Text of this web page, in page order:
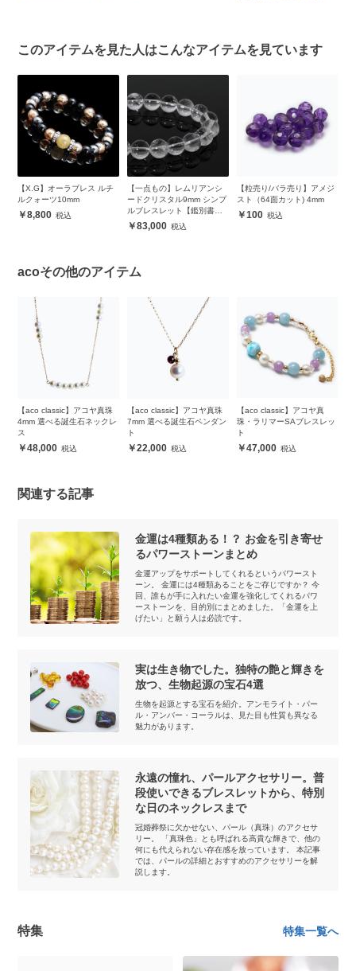
このアイテムを見た人はこんなアイテムを見ています
【X.G】オーラブレス ルチ
ルクォーツ10mm
8,800
【一点もの】レムリアンシ
ードクリスタル9mm シンプ
ルブレスレット【鑑別書付
き】83,000
【粒売り/バラ売り】アメジ
スト（64面カット) 4mm
100
acoその他のアイテム
【aco classic】アコヤ真珠
4mm 選べる誕生石ネックレ
ス
48,000
【aco classic】アコヤ真珠
7mm 選べる誕生石ペンダン
ト
22,000
【aco classic】アコヤ真
珠・ラリマーSAブレスレッ
ト
47,000
関連する記事
金運は4種類ある！？ お金を引き寄せ
るパワーストーンまとめ
金運アップをサポートしてくれるというパワースト
ーン。 金運には4種類あることをご存じですか？ 今
回、誰もが手に入れたい金運を強化してくれるパワ
ーストーンを、目的別にまとめました。「金運を上
げたい」と願う人は必読です。
実は生き物でした。独特の艶と輝きを
放つ、生物起源の宝石4選
生物を起源とする宝石を紹介。アンモライト・パー
ル・アンバー・コーラルは、見た目も性質も異なる
魅力があります。
永遠の憧れ、パールアクセサリー。普
段使いできるブレスレットから、特別
な日のネックレスまで
冠婚葬祭に欠かせない、パール（真珠）のアクセサ
リー。 「真珠色」とも呼ばれる高貴な輝きで、他の
何にも代えられない存在感を放っています。 本記事
では、パールの詳細とおすすめのアクセサリーを解
説します。
特集 特集一覧へ